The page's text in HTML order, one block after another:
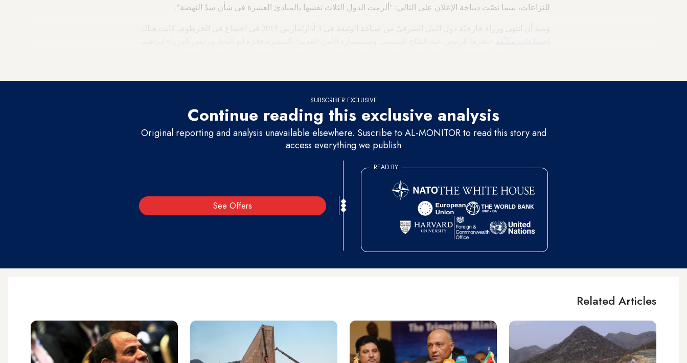
للنزاعات، بينما نصّت ديباجة الإعلان على التالي: "ألزمت الدول الثلاث نفسها بالمبادئ العشرة في شأن سدّ النهضة".
ومنذ أن انتهى وزراء خارجيّة دول النيل الشرقيّ من صياغة الوثيقة في 3 آذار/مارس 2015 في اجتماع في الخرطوم، كانت هناك
SUBSCRIBER EXCLUSIVE
Continue reading this exclusive analysis
Original reporting and analysis unavailable elsewhere. Suscribe to AL-MONITOR to read this story and
access everything we publish
See Offers
READ BY
Related Articles